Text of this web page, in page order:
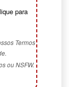
para
Termos
ou NSFW.